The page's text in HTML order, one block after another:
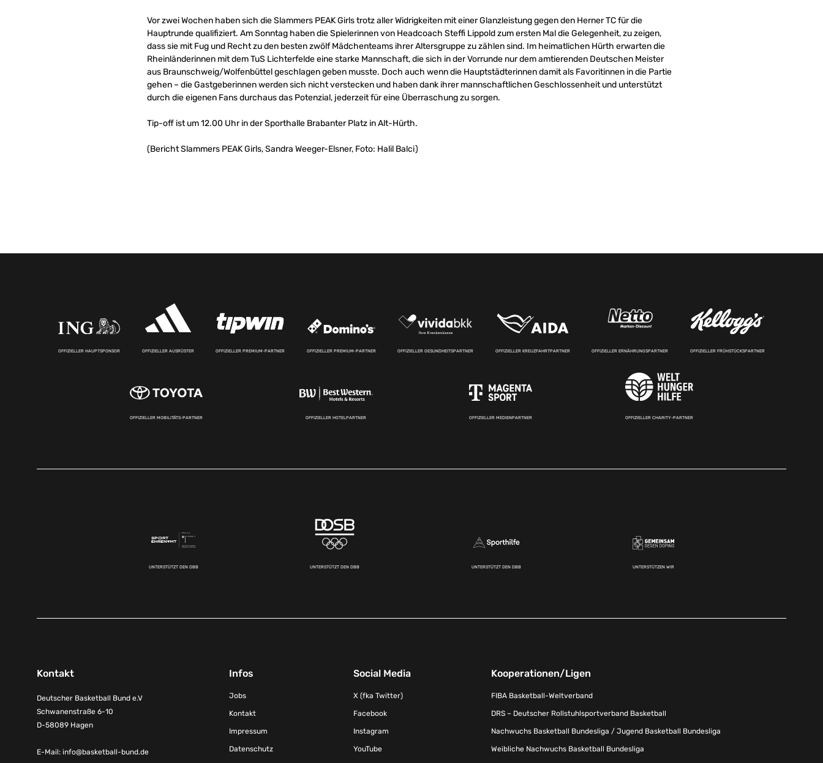
Vor zwei Wochen haben sich die Slammers PEAK Girls trotz aller Widrigkeiten mit einer Glanzleistung gegen den Herner TC für die
Hauptrunde qualifiziert. Am Sonntag haben die Spielerinnen von Headcoach Steffi Lippold zum ersten Mal die Gelegenheit, zu zeigen,
dass sie mit Fug und Recht zu den besten zwölf Mädchenteams ihrer Altersgruppe zu zählen sind. Im heimatlichen Hürth erwarten die
Rheinländerinnen mit dem TuS Lichterfelde eine starke Mannschaft, die sich in der Vorrunde nur dem amtierenden Deutschen Meister
aus Braunschweig/Wolfenbüttel geschlagen geben musste. Doch auch wenn die Hauptstädterinnen damit als Favoritinnen in die Partie
gehen – die Gastgeberinnen werden sich nicht verstecken und haben dank ihrer mannschaftlichen Geschlossenheit und unterstützt
durch die eigenen Fans durchaus das Potenzial, jederzeit für eine Überraschung zu sorgen.
Tip-off ist um 12.00 Uhr in der Sporthalle Brabanter Platz in Alt-Hürth.
(Bericht Slammers PEAK Girls, Sandra Weeger-Elsner, Foto: Halil Balci)
OFFIZIELLER HAUPTSPONSOR OFFIZIELLER AUSRÜSTER OFFIZIELLER PREMIUM-PARTNER OFFIZIELLER PREMIUM-PARTNER OFFIZIELLER GESUNDHEITSPARTNER OFFIZIELLER KREUZFAHRTPARTNER OFFIZIELLER ERNÄHRUNGSPARTNER OFFIZIELLER FRÜHSTÜCKSPARTNER
OFFIZIELLER MOBILITÄTS-PARTNER OFFIZIELLER HOTELPARTNER OFFIZIELLER MEDIENPARTNER OFFIZIELLER CHARITY-PARTNER
UNTERSTÜTZT DEN DBB UNTERSTÜTZT DEN DBB UNTERSTÜTZT DEN DBB UNTERSTÜTZEN WIR
Kontakt
Deutscher Basketball Bund e.V
Schwanenstraße 6-10
D-58089 Hagen
E-Mail: info@basketball-bund.de
Infos
Jobs
Kontakt
Impressum
Datenschutz
Social Media
X (fka Twitter)
Facebook
Instagram
YouTube
Kooperationen/Ligen
FIBA Basketball-Weltverband
DRS – Deutscher Rollstuhlsportverband Basketball
Nachwuchs Basketball Bundesliga / Jugend Basketball Bundesliga
Weibliche Nachwuchs Basketball Bundesliga